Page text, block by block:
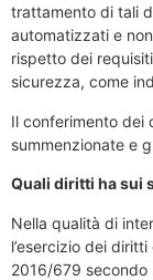
trattamento di tali
automatizzati e
rispetto dei
sicurezza, come
Il conferimento dei
summenzionate e
Quali diritti ha sui
Nella qualità di
l’esercizio dei
2016/679 secondo